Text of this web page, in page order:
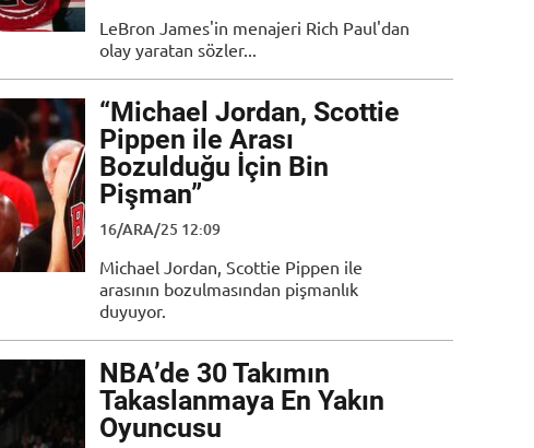
LeBron James'in menajeri Rich Paul'dan
olay yaratan sözler...
“Michael Jordan, Scottie
Pippen ile Arası
Bozulduğu İçin Bin
Pişman”
16/ARA/25 12:09
Michael Jordan, Scottie Pippen ile
arasının bozulmasından pişmanlık
duyuyor.
NBA’de 30 Takımın
Takaslanmaya En Yakın
Oyuncusu